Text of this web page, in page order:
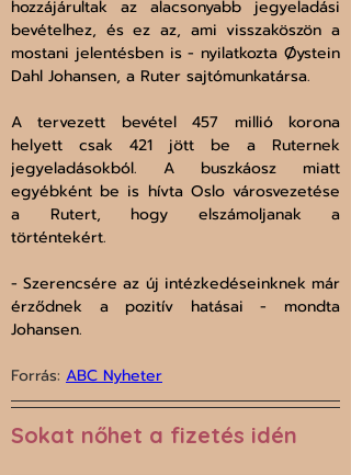
hozzájárultak az alacsonyabb jegyeladási
bevételhez, és ez az, ami visszaköszön a
mostani jelentésben is - nyilatkozta Øystein
Dahl Johansen, a Ruter sajtómunkatársa.
A tervezett bevétel 457 millió korona
helyett csak 421 jött be a Ruternek
jegyeladásokból. A buszkáosz miatt
egyébként be is hívta Oslo városvezetése
a Rutert, hogy elszámoljanak a
történtekért.
- Szerencsére az új intézkedéseinknek már
érződnek a pozitív hatásai - mondta
Johansen.
Forrás: ABC Nyheter
Sokat nőhet a fizetés idén